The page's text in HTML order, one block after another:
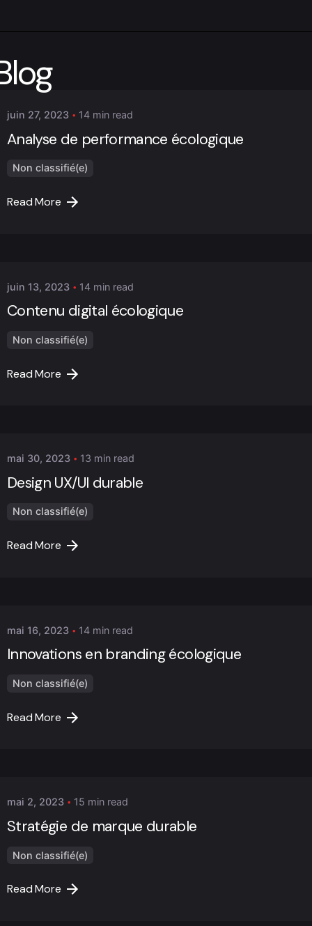
Marc Cheng
juin 27, 2023 14 min read
Analyse de performance écologique
Non classifié(e)
Read More
juin 13, 2023 14 min read
Contenu digital écologique
Non classifié(e)
Read More
mai 30, 2023 13 min read
Design UX/UI durable
Non classifié(e)
Read More
mai 16, 2023 14 min read
Innovations en branding écologique
Non classifié(e)
Read More
mai 2, 2023 15 min read
Stratégie de marque durable
Non classifié(e)
Read More